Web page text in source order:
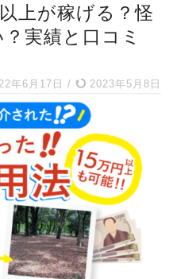
上が稼げる？怪
実績と口コミ
年6月17日 / 2023年5月8日